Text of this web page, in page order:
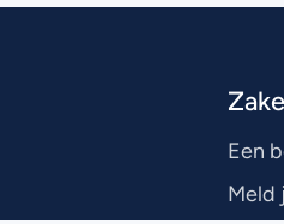
Een
Meld